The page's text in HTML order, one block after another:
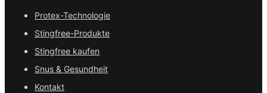
Protex-Technologie
Stingfree-Produkte
Stingfree kaufen
Snus & Gesundheit
Kontakt